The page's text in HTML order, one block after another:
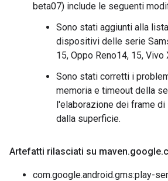
beta07) include le seguenti
Sono stati aggiunti alla
dispositivi delle serie
15, Oppo Reno14, 15, Vivo
Sono stati corretti i
memoria e timeout della
l'elaborazione dei frame
dalla superficie.
Artefatti rilasciati su maven.google.
com.google.android.gms:play-